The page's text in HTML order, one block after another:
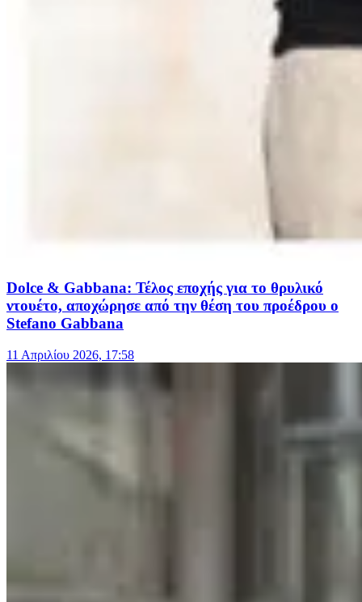
Dolce & Gabbana: Τέλος εποχής για το θρυλικό
ντουέτο, αποχώρησε από την θέση του προέδρου ο
Stefano Gabbana
11 Απριλίου 2026, 17:58